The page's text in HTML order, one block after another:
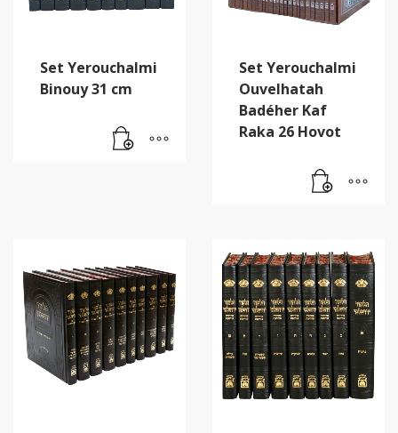
Set Yerouchalmi
Binouy 31 cm
Set Yerouchalmi
Ouvelhatah
Badéher Kaf
Raka 26 Hovot